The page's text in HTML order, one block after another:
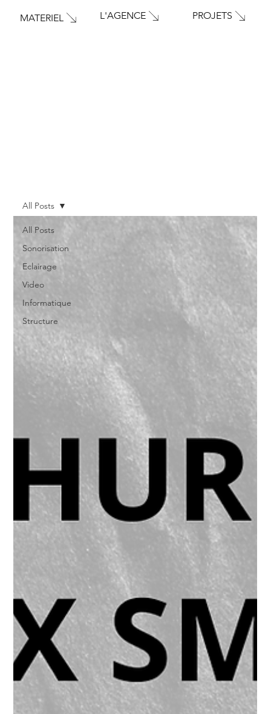
PROJETS
MATERIEL L'AGENCE
All Posts
Sonorisation
Eclairage
Video
Informatique
Structure
All Posts